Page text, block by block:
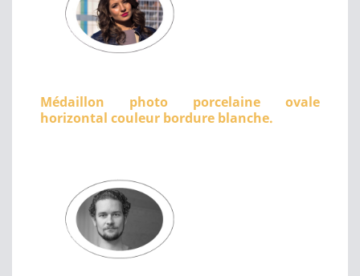
Médaillon photo porcelaine ovale
horizontal couleur bordure blanche.